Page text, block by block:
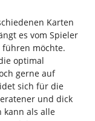
Karten
es vom Spieler
führen möchte.
optimal
gerne auf
sich für die
und dick
kann als alle